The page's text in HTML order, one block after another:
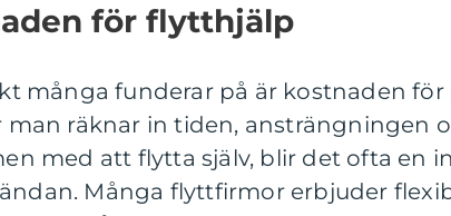
för flytthjälp
många funderar på är kostnaden
man räknar in tiden, ansträngningen
med att flytta själv, blir det ofta en
Många flyttfirmor erbjuder